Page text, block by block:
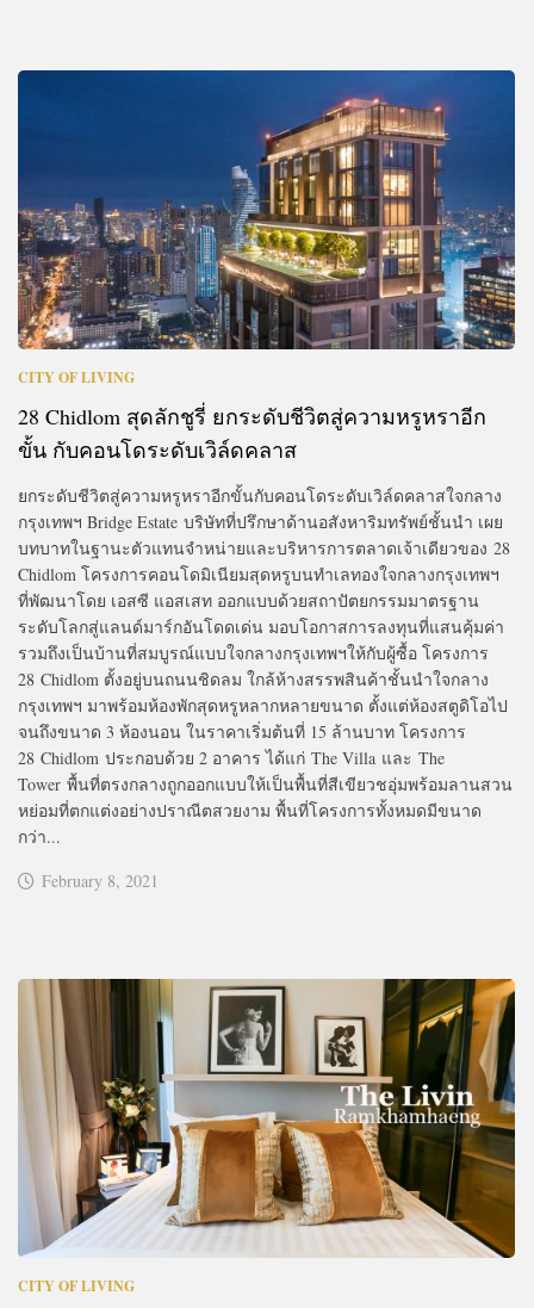
CITY OF LIVING
28 Chidlom สุดลักชูรี่ ยกระดับชีวิตสู่ความหรูหราอีก
ขั้น กับคอนโดระดับเวิล์ดคลาส
ยกระดับชีวิตสู่ความหรูหราอีกขั้นกับคอนโดระดับเวิล์ดคลาสใจกลาง
กรุงเทพฯ Bridge Estate บริษัทที่ปรึกษาด้านอสังหาริมทรัพย์ชั้นนำ เผย
บทบาทในฐานะตัวแทนจำหน่ายและบริหารการตลาดเจ้าเดียวของ 28
Chidlom โครงการคอนโดมิเนียมสุดหรูบนทำเลทองใจกลางกรุงเทพฯ
ที่พัฒนาโดย เอสซี แอสเสท ออกแบบด้วยสถาปัตยกรรมมาตรฐาน
ระดับโลกสู่แลนด์มาร์กอันโดดเด่น มอบโอกาสการลงทุนที่แสนคุ้มค่า
รวมถึงเป็นบ้านที่สมบูรณ์แบบใจกลางกรุงเทพฯให้กับผู้ซื้อ โครงการ
28 Chidlom ตั้งอยู่บนถนนชิดลม ใกล้ห้างสรรพสินค้าชั้นนำใจกลาง
กรุงเทพฯ มาพร้อมห้องพักสุดหรูหลากหลายขนาด ตั้งแต่ห้องสตูดิโอไป
จนถึงขนาด 3 ห้องนอน ในราคาเริ่มต้นที่ 15 ล้านบาท โครงการ
28 Chidlom ประกอบด้วย 2 อาคาร ได้แก่ The Villa และ The
Tower พื้นที่ตรงกลางถูกออกแบบให้เป็นพื้นที่สีเขียวชอุ่มพร้อมลานสวน
หย่อมที่ตกแต่งอย่างปราณีตสวยงาม พื้นที่โครงการทั้งหมดมีขนาด
กว่า...
February 8, 2021
CITY OF LIVING